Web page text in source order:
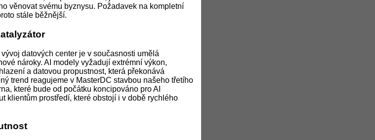
věnovat svému byznysu. Požadavek na kompletní
stále běžnější.
datových center je v současnosti umělá
nároky. AI modely vyžadují extrémní výkon,
a datovou propustnost, která překonává
trend reagujeme v MasterDC stavbou našeho třetího
které bude od počátku koncipováno pro AI
klientům prostředí, které obstojí i v době rychlého